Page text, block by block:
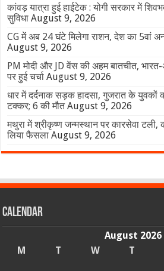
कांवड़ यात्रा हुई हाईटेक : योगी सरकार में
सुविधा August 9, 2026
CG में अब 24 घंटे मिलेगा राशन, देश का 5वां
August 9, 2026
PM मोदी और JD वेंस की अहम बातचीत,
पर हुई चर्चा August 9, 2026
धार में दर्दनाक सड़क हादसा, गुजरात के युवकों
टक्कर; 6 की मौत August 9, 2026
मथुरा में श्रीकृष्ण जन्मस्थान पर कारसेवा
लिया फैसला August 9, 2026
Calendar
August 2026
M
T W T